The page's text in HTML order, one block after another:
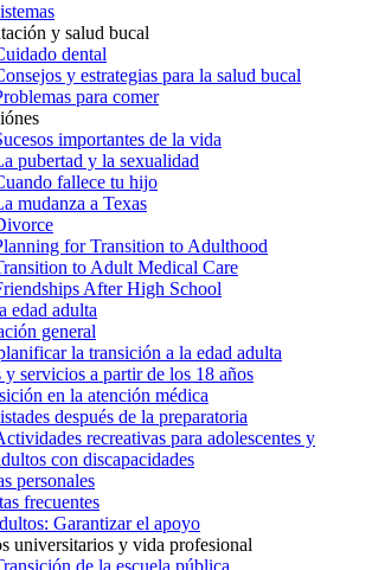
y salud bucal
dental
y estrategias para la salud bucal
para comer
importantes de la vida
pubertad y la sexualidad
fallece tu hijo
mudanza a Texas
for Transition to Adulthood
to Adult Medical Care
After High School
edad adulta
general
la transición a la edad adulta
y servicios a partir de los 18 años
en la atención médica
después de la preparatoria
recreativas para adolescentes y
con discapacidades
personales
frecuentes
Garantizar el apoyo
universitarios y vida profesional
de la escuela pública